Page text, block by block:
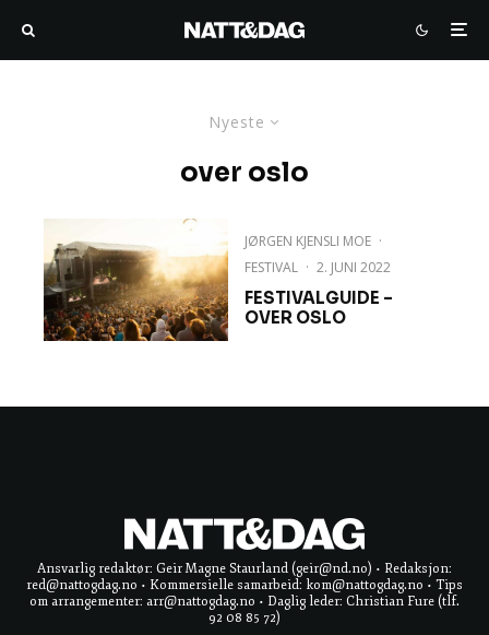
Nyeste
over oslo
JØRGEN KJENSLI MOE ·
FESTIVAL · 2. JUNI 2022
FESTIVALGUIDE –
OVER OSLO
Ansvarlig redaktør: Geir Magne Staurland (geir@nd.no) • Redaksjon:
red@nattogdag.no • Kommersielle samarbeid: kom@nattogdag.no • Tips
om arrangementer: arr@nattogdag.no • Daglig leder: Christian Fure (tlf.
92 08 85 72)